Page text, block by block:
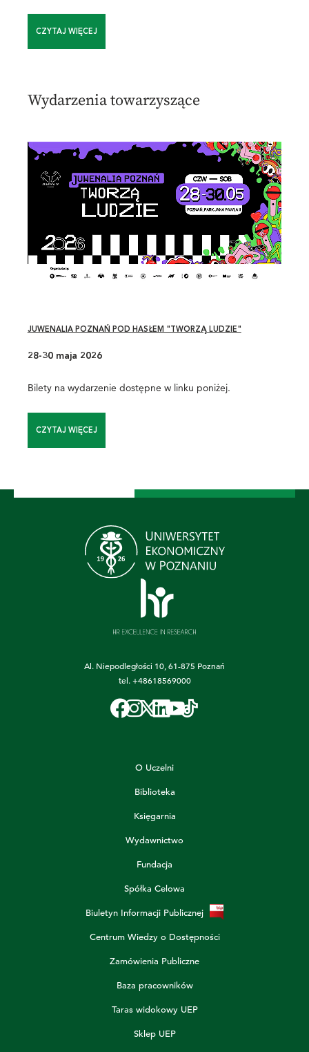
CZYTAJ WIĘCEJ
Wydarzenia towarzyszące
JUWENALIA POZNAŃ POD HASŁEM "TWORZĄ LUDZIE"
28-30 maja 2026
Bilety na wydarzenie dostępne w linku poniżej.
CZYTAJ WIĘCEJ
Al. Niepodległości 10, 61-875 Poznań
tel.+48618569000
O Uczelni
Biblioteka
Księgarnia
Wydawnictwo
Fundacja
Spółka Celowa
Biuletyn Informacji Publicznej
Centrum Wiedzy o Dostępności
Zamówienia Publiczne
Baza pracowników
Taras widokowy UEP
Sklep UEP